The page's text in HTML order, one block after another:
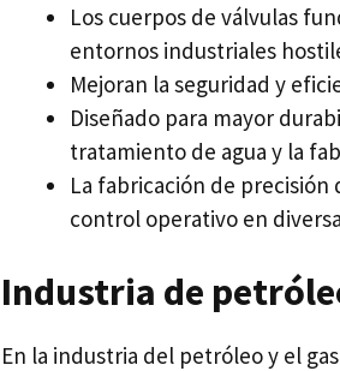
Los cuerpos de válvulas
entornos industriales
Mejoran la seguridad y
Diseñado para mayor
tratamiento de agua y la
La fabricación de
control operativo en
Industria de
En la industria del petróleo y el